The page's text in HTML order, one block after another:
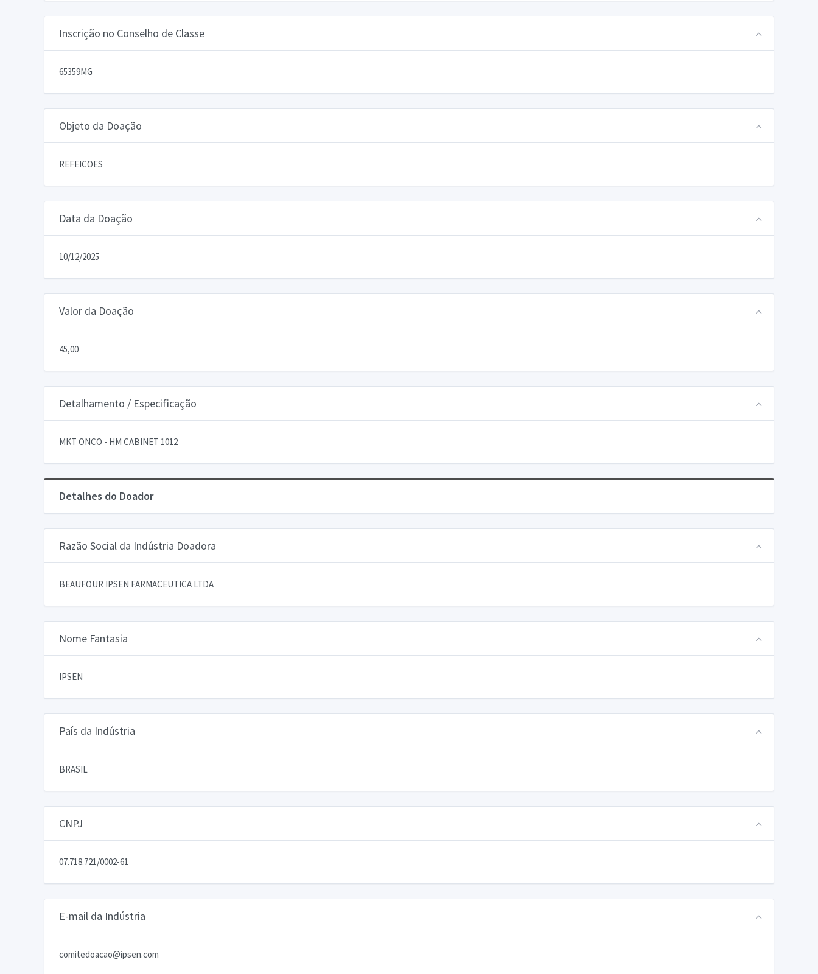
Inscrição no Conselho de Classe
65359MG
Objeto da Doação
REFEICOES
Data da Doação
10/12/2025
Valor da Doação
45,00
Detalhamento / Especificação
MKT ONCO - HM CABINET 1012
Detalhes do Doador
Razão Social da Indústria Doadora
BEAUFOUR IPSEN FARMACEUTICA LTDA
Nome Fantasia
IPSEN
País da Indústria
BRASIL
CNPJ
07.718.721/0002-61
E-mail da Indústria
comitedoacao@ipsen.com